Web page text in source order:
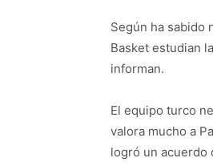
Según ha sabido
Basket estudian
informan.
El equipo turco
valora mucho a
logró un acuerdo